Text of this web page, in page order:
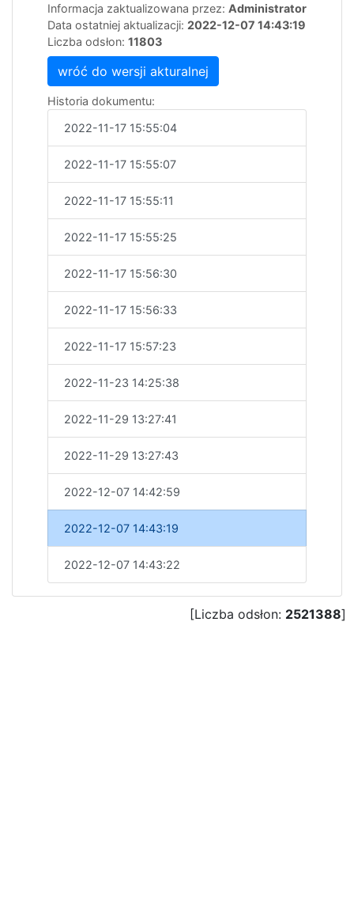
Informacja zaktualizowana przez: Administrator
Data ostatniej aktualizacji: 2022-12-07 14:43:19
Liczba odsłon: 11803
wróć do wersji akturalnej
Historia dokumentu:
2022-11-17 15:55:04
2022-11-17 15:55:07
2022-11-17 15:55:11
2022-11-17 15:55:25
2022-11-17 15:56:30
2022-11-17 15:56:33
2022-11-17 15:57:23
2022-11-23 14:25:38
2022-11-29 13:27:41
2022-11-29 13:27:43
2022-12-07 14:42:59
2022-12-07 14:43:19
2022-12-07 14:43:22
[Liczba odsłon: 2521388]